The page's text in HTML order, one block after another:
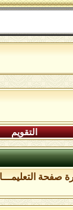
التقويم
صفحة